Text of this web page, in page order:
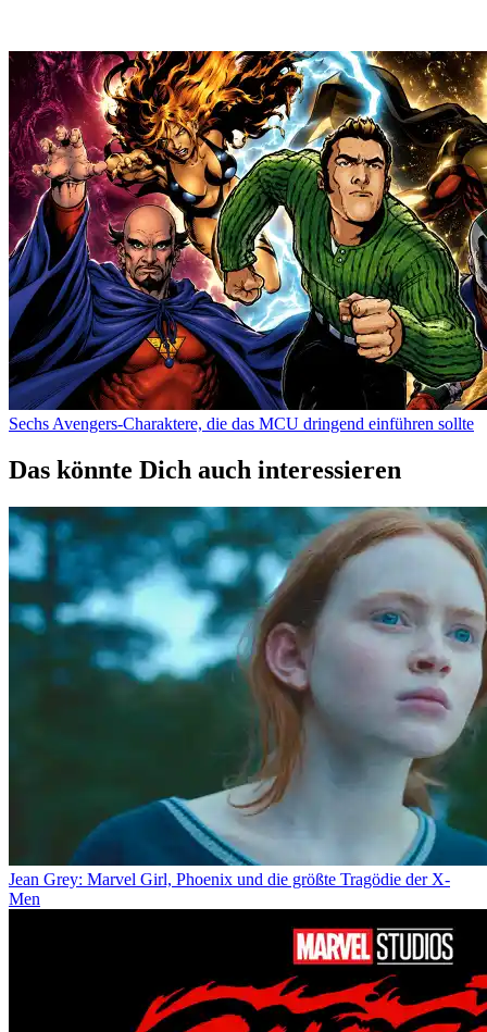
Sechs Avengers-Charaktere, die das MCU dringend einführen sollte
Das könnte Dich auch interessieren
Jean Grey: Marvel Girl, Phoenix und die größte Tragödie der X-
Men